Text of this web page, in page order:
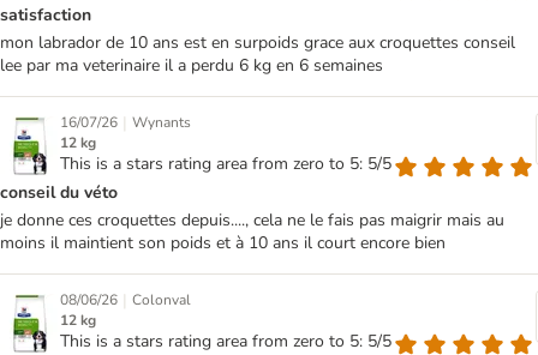
satisfaction
mon labrador de 10 ans est en surpoids grace aux croquettes conseil
lee par ma veterinaire il a perdu 6 kg en 6 semaines
16/07/26 | Wynants
12 kg
This is a stars rating area from zero to 5: 5/5
conseil du véto
je donne ces croquettes depuis...., cela ne le fais pas maigrir mais au
moins il maintient son poids et à 10 ans il court encore bien
08/06/26 | Colonval
12 kg
This is a stars rating area from zero to 5: 5/5